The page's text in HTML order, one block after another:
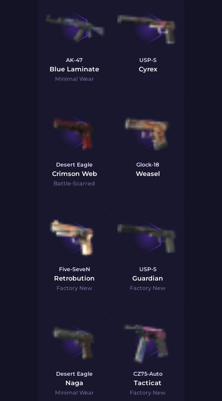
AK-47
Blue Laminate
Minimal Wear
USP-S
Cyrex
Desert Eagle
Crimson Web
Battle-Scarred
Glock-18
Weasel
Five-SeveN
Retrobution
Factory New
USP-S
Guardian
Factory New
Desert Eagle
Naga
Minimal Wear
CZ75-Auto
Tacticat
Factory New